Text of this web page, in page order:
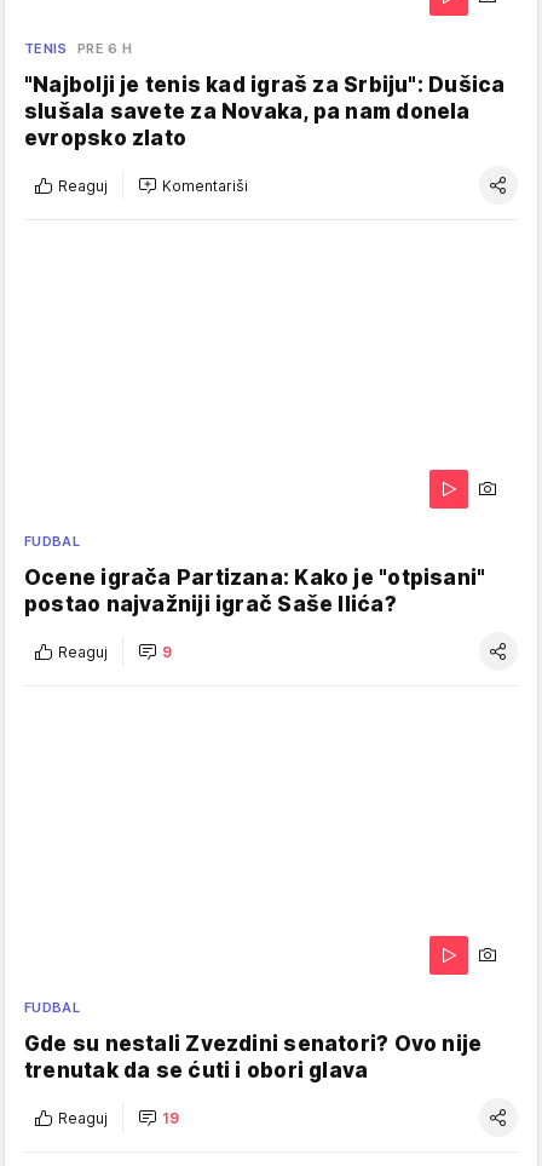
TENIS PRE 6 H
"Najbolji je tenis kad igraš za Srbiju": Dušica
slušala savete za Novaka, pa nam donela
evropsko zlato
Reaguj Komentariši
FUDBAL
Ocene igrača Partizana: Kako je "otpisani"
postao najvažniji igrač Saše Ilića?
Reaguj 9
FUDBAL
Gde su nestali Zvezdini senatori? Ovo nije
trenutak da se ćuti i obori glava
Reaguj 19